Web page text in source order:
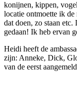
konijnen, kippen,
locatie ontmoette ik
dat doen, zo staan
gedaan! Ik heb ervan
Heidi heeft de
zijn: Anneke, Dick,
van de eerst